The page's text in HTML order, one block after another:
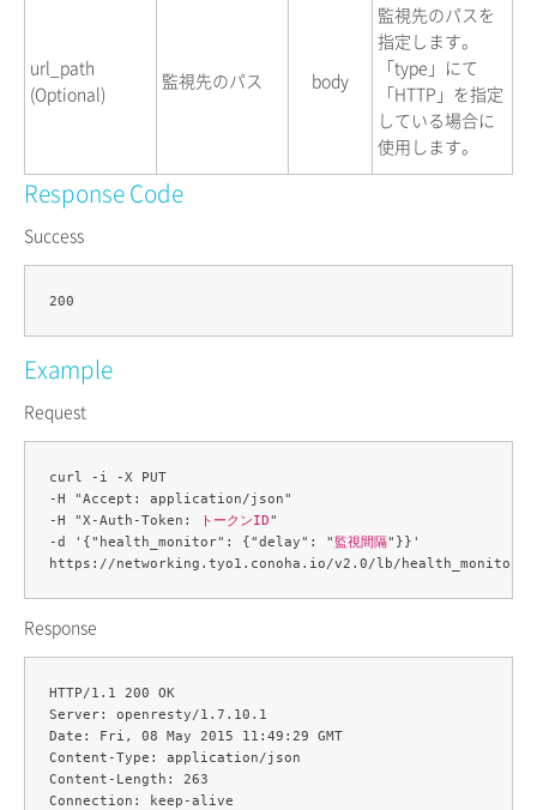
url_path
(Optional)
監視先のパス body
監視先のパスを
指定します。
「type」にて
「HTTP」を指定
している場合に
使用します。
Response Code
Success
Example
Request
curl -i -X PUT
-H "Accept: application/json"
-H "X-Auth-Token:
トークンID"
-d '{"health_monitor": {"delay": "監視間隔"}}'
https://networking.tyo1.conoha.io/v2.0/lb/health_monitors/
Response
HTTP/1.1 200 OK
Server: openresty/1.7.10.1
Date: Fri, 08 May 2015 11:49:29 GMT
Content-Type: application/json
Content-Length: 263
Connection: keep-alive